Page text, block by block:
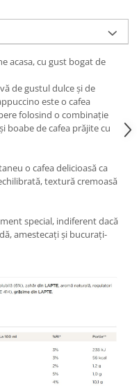
acasa, cu gust bogat de
de gustul dulce și de
este o cafea
folosind o combinație
boabe de cafea prăjite cu
o cafea delicioasă ca
textură cremoasă
special, indiferent dacă
amestecați și bucurați-